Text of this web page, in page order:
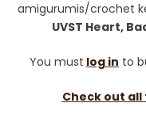
amigurumis/crochet
UVST Heart,
You must log in to
Check out